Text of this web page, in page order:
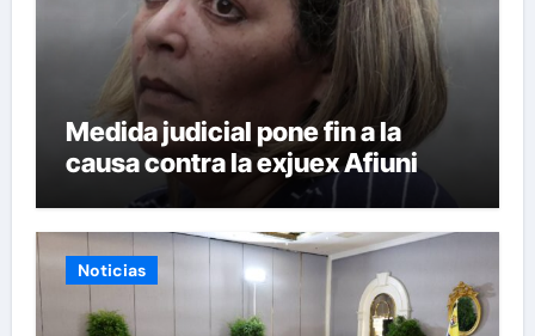
Medida judicial pone fin a la
causa contra la exjuex Afiuni
Noticias